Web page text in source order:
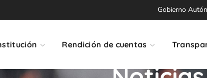
Gobierno
Rendición de cuentas